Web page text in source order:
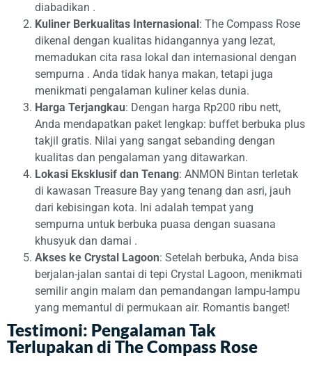
diabadikan .
Kuliner Berkualitas Internasional: The Compass Rose
dikenal dengan kualitas hidangannya yang lezat,
memadukan cita rasa lokal dan internasional dengan
sempurna . Anda tidak hanya makan, tetapi juga
menikmati pengalaman kuliner kelas dunia.
Harga Terjangkau: Dengan harga Rp200 ribu nett,
Anda mendapatkan paket lengkap: buffet berbuka plus
takjil gratis. Nilai yang sangat sebanding dengan
kualitas dan pengalaman yang ditawarkan.
Lokasi Eksklusif dan Tenang: ANMON Bintan terletak
di kawasan Treasure Bay yang tenang dan asri, jauh
dari kebisingan kota. Ini adalah tempat yang
sempurna untuk berbuka puasa dengan suasana
khusyuk dan damai .
Akses ke Crystal Lagoon: Setelah berbuka, Anda bisa
berjalan-jalan santai di tepi Crystal Lagoon, menikmati
semilir angin malam dan pemandangan lampu-lampu
yang memantul di permukaan air. Romantis banget!
Testimoni: Pengalaman Tak
Terlupakan di The Compass Rose